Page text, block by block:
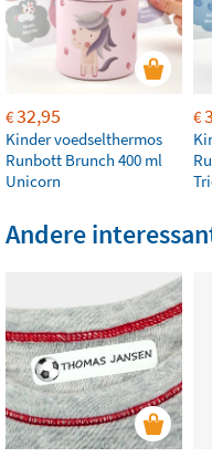
€32,95
Kinder voedselthermos
Runbott Brunch 400 ml
Unicorn
€
Andere